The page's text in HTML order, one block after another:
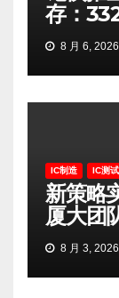
存：
8 月 6, 2026
IC制造 IC测试
新策略
厦大团
8 月 3, 2026